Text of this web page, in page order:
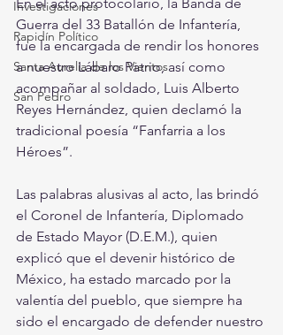
Investigaciones
Rapidín Político
Santa Aurelia de los Vientos
San Pedro
Guerra del 33 Batallón de Infantería,
fue la encargada de rendir los honores
a nuestro Lábaro Patrio, así como
acompañar al soldado, Luis Alberto
Reyes Hernández, quien declamó la
tradicional poesía “Fanfarria a los
Héroes”.
Las palabras alusivas al acto, las brindó
el Coronel de Infantería, Diplomado
de Estado Mayor (D.E.M.), quien
explicó que el devenir histórico de
México, ha estado marcado por la
valentía del pueblo, que siempre ha
sido el encargado de defender nuestro